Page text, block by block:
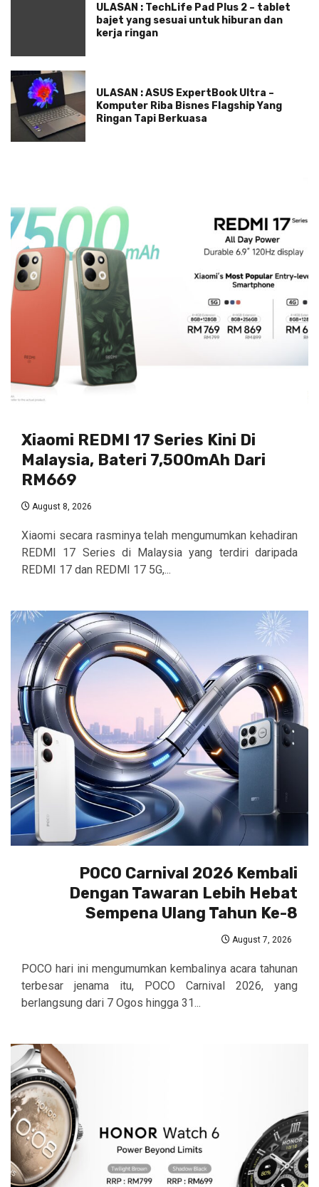
ULASAN : TechLife Pad Plus 2 – tablet
bajet yang sesuai untuk hiburan dan
kerja ringan
ULASAN : ASUS ExpertBook Ultra –
Komputer Riba Bisnes Flagship Yang
Ringan Tapi Berkuasa
Xiaomi REDMI 17 Series Kini Di
Malaysia, Bateri 7,500mAh Dari
RM669
August 8, 2026
Xiaomi secara rasminya telah mengumumkan kehadiran
REDMI 17 Series di Malaysia yang terdiri daripada
REDMI 17 dan REDMI 17 5G,...
POCO Carnival 2026 Kembali
Dengan Tawaran Lebih Hebat
Sempena Ulang Tahun Ke-8
August 7, 2026
POCO hari ini mengumumkan kembalinya acara tahunan
terbesar jenama itu, POCO Carnival 2026, yang
berlangsung dari 7 Ogos hingga 31...